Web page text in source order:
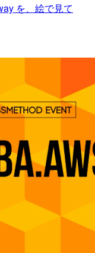
を、絵で見て